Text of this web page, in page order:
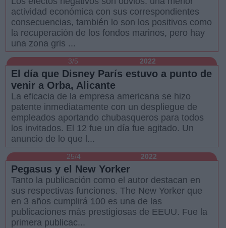
actividad económica con sus correspondientes
consecuencias, también lo son los positivos como
la recuperación de los fondos marinos, pero hay
una zona gris ...
3/5 2022
El día que Disney París estuvo a punto de
venir a Orba, Alicante
La eficacia de la empresa americana se hizo
patente inmediatamente con un despliegue de
empleados aportando chubasqueros para todos
los invitados. El 12 fue un día fue agitado. Un
anuncio de lo que l...
25/4 2022
Pegasus y el New Yorker
Tanto la publicación como el autor destacan en
sus respectivas funciones. The New Yorker que
en 3 años cumplirá 100 es una de las
publicaciones más prestigiosas de EEUU. Fue la
primera publicac...